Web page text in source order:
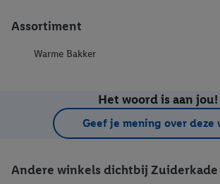
Assortiment
Warme Bakker
Het woord is aan jou!
Geef je mening over deze
Andere winkels dichtbij Zuiderkade